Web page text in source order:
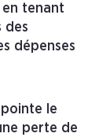
en tenant
des
dépenses
pointe le
perte de